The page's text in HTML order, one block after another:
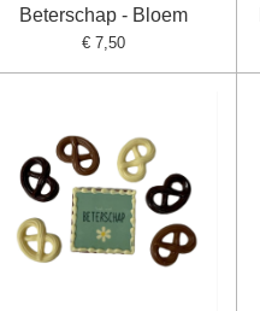
Beterschap - Bloem
€ 7,50